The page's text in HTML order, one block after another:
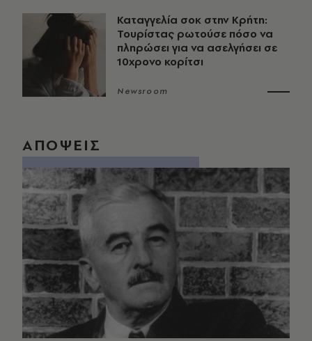
Καταγγελία σοκ στην Κρήτη:
Τουρίστας ρωτούσε πόσο να
πληρώσει για να ασελγήσει σε
10χρονο κορίτσι
Newsroom
ΑΠΟΨΕΙΣ